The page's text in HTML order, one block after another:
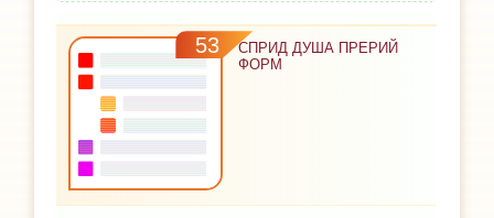
53
СПРИД ДУША ПРЕРИЙ
ФОРМ